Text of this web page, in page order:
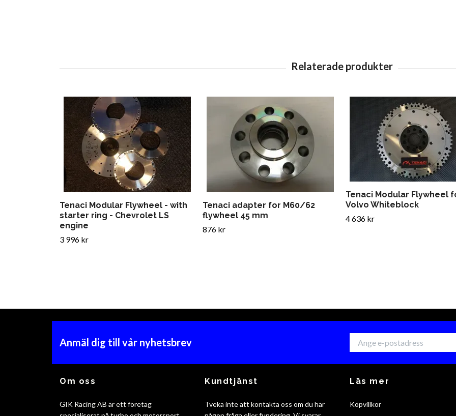
Tenaci Modular Flywheel - with
starter ring - Chevrolet LS
engine
3 996 kr
Tenaci adapter for M60/62
flywheel 45 mm
876 kr
Tenaci Modular Flywheel
Volvo Whiteblock
4 636 kr
Anmäl dig till vår nyhetsbrev
Om oss
GIK Racing AB är ett företag
Kundtjänst
Tveka inte att kontakta oss om du har
Läs mer
Köpvillkor